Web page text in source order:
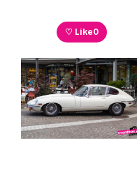
♡ Like0